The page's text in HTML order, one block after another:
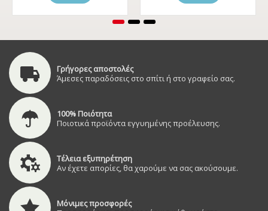
Γρήγορες αποστολές
Άμεσες παραδόσεις στο σπίτι ή στο γραφείο σας.
100% Ποιότητα
Ποιοτικά προϊόντα εγγυημένης προέλευσης.
Τέλεια εξυπηρέτηση
Αν έχετε απορίες, θα χαρούμε να σας ακούσουμε.
Μόνιμες προσφορές